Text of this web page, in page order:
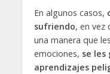
En algunos casos,
sufriendo, en vez
una manera que
emociones, se les
aprendizajes